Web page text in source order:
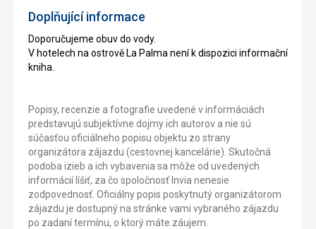
Doplňující informace
Doporučujeme obuv do vody.
V hotelech na ostrově La Palma není k dispozici informační
kniha.
Popisy, recenzie a fotografie uvedené v informáciách
predstavujú subjektívne dojmy ich autorov a nie sú
súčasťou oficiálneho popisu objektu zo strany
organizátora zájazdu (cestovnej kancelárie). Skutočná
podoba izieb a ich vybavenia sa môže od uvedených
informácií líšiť, za čo spoločnosť Invia nenesie
zodpovednosť. Oficiálny popis poskytnutý organizátorom
zájazdu je dostupný na stránke vami vybraného zájazdu
po zadaní termínu, o ktorý máte záujem.